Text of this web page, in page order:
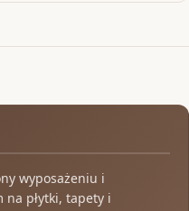
wyposażeniu i
na płytki, tapety i